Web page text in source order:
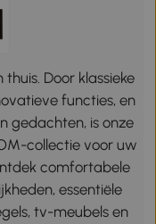
Door klassieke
functies, en
gedachten, is onze
collectie voor uw
comfortabele
essentiële
tv-meubels en